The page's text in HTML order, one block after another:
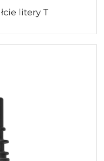
litery T